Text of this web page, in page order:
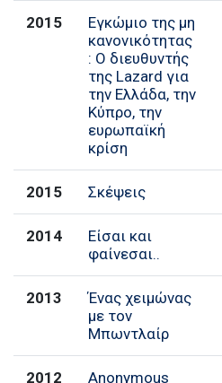
2015
Εγκώμιο της μη
κανονικότητας
: Ο διευθυντής
της Lazard για
την Ελλάδα, την
Κύπρο, την
ευρωπαϊκή
κρίση
2015 Σκέψεις
2014
Είσαι και
φαίνεσαι..
2013
Ένας χειμώνας
με τον
Μπωντλαίρ
2012 Anonymous